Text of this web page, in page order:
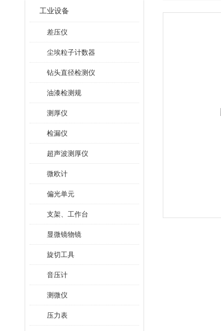
工业设备
差压仪
尘埃粒子计数器
钻头直径检测仪
油漆检测规
测厚仪
检漏仪
超声波测厚仪
微欧计
偏光单元
支架、工作台
显微镜物镜
旋切工具
音压计
测微仪
压力表